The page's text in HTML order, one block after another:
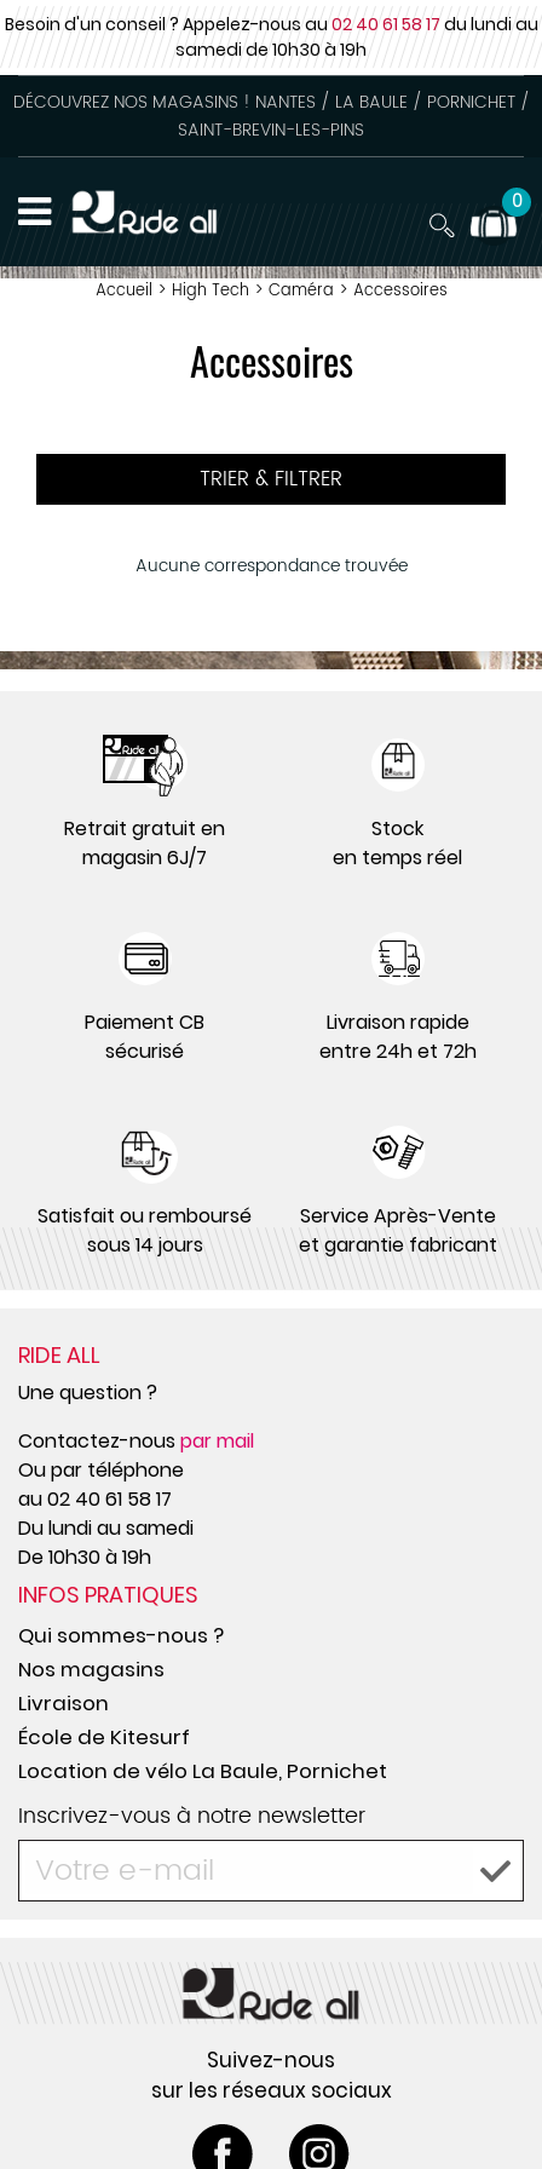
Besoin d'un conseil ? Appelez-nous au02 40 61 58 17du lundi au
samedide 10h30 à 19h
DÉCOUVREZ NOS MAGASINS ! NANTES / LA BAULE / PORNICHET /
SAINT-BREVIN-LES-PINS
0
Accueil > High Tech > Caméra > Accessoires
Accessoires
TRIER & FILTRER
Aucune correspondance trouvée
Retrait gratuit en
magasin 6J/7
Stock
en temps réel
Paiement CB
sécurisé
Livraison rapide
entre 24h et 72h
Satisfait ou remboursé
sous 14 jours
Service Après-Vente
et garantie fabricant
RIDE ALL
Une question ?
Contactez-nouspar mail
Ou par téléphone
au 02 40 61 58 17
Du lundi au samedi
De 10h30 à 19h
INFOS PRATIQUES
Qui sommes-nous ?
Nos magasins
Livraison
École de Kitesurf
Location de vélo La Baule, Pornichet
Inscrivez-vous à notre newsletter
Suivez-nous
sur les réseaux sociaux